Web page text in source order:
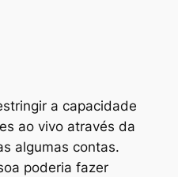
a capacidade
ao vivo através da
algumas contas.
poderia fazer